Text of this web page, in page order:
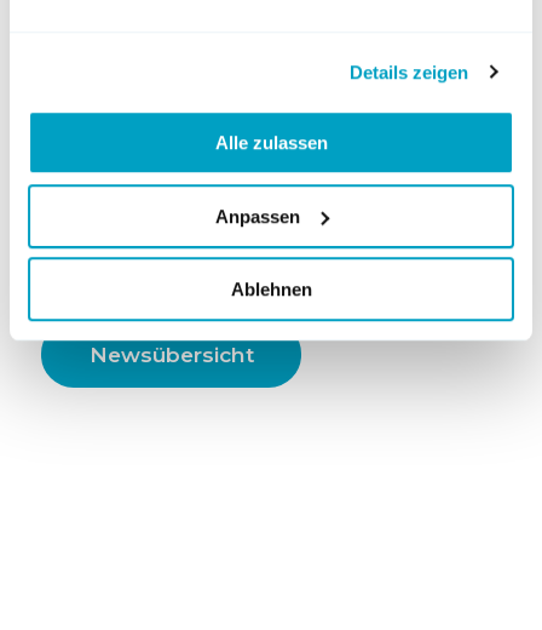
Details zeigen
Alle zulassen
Anpassen
Ablehnen
«Dieser starke Zubau an Photovoltaik und
Windenergie bis 2050 ist ohne griffige
Subventionen kaum vorstellbar», sagt
and Risk Engineering an der ETH Zürich
und einer der Mitautoren der Studie.
Studie auf Englisch hier herunterladen >>
Newsübersicht